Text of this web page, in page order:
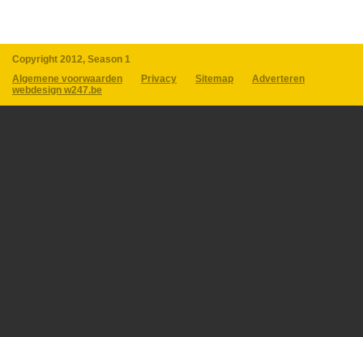
Copyright 2012, Season 1
Algemene voorwaarden
Privacy Sitemap
Adverteren
webdesign w247.be